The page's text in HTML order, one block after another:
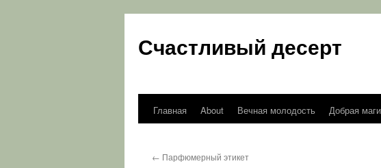
Счастливый десерт
Перейти
содержимому
Главная About Вечная молодость Добрая
← Парфюмерный этикет